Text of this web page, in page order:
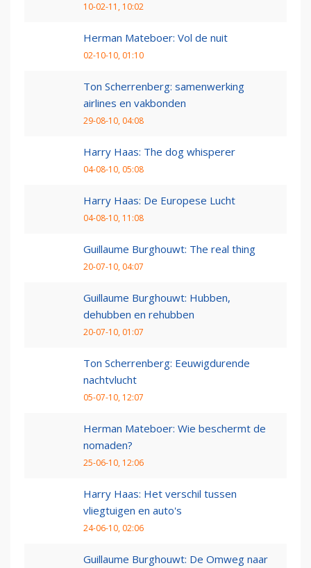
10-02-11, 10:02
Herman Mateboer: Vol de nuit
02-10-10, 01:10
Ton Scherrenberg: samenwerking
airlines en vakbonden
29-08-10, 04:08
Harry Haas: The dog whisperer
04-08-10, 05:08
Harry Haas: De Europese Lucht
04-08-10, 11:08
Guillaume Burghouwt: The real thing
20-07-10, 04:07
Guillaume Burghouwt: Hubben,
dehubben en rehubben
20-07-10, 01:07
Ton Scherrenberg: Eeuwigdurende
nachtvlucht
05-07-10, 12:07
Herman Mateboer: Wie beschermt de
nomaden?
25-06-10, 12:06
Harry Haas: Het verschil tussen
vliegtuigen en auto's
24-06-10, 02:06
Guillaume Burghouwt: De Omweg naar